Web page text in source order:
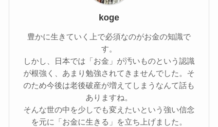
koge
豊かに生きていく上で必須なのがお金の知識で
す。
しかし、日本では「お金」が汚いものという認識
が根強く、あまり勉強されてきませんでした。そ
のため今後は老後破産が増えてしまうなんて話も
ありますね。
そんな世の中を少しでも変えたいという強い信念
を元に「お金に生きる」を立ち上げました。